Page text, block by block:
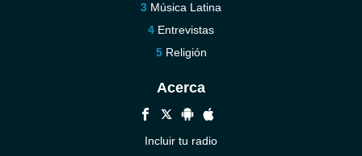
Música Latina
Entrevistas
Religión
Acerca
Incluir tu radio